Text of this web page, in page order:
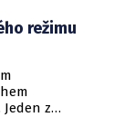
režimu
z